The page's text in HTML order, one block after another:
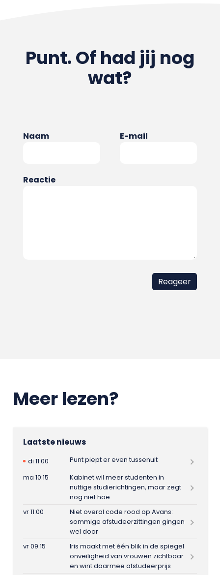
Punt. Of had jij nog
wat?
Naam E-mail
Reactie
Meer lezen?
Laatste nieuws
di 11:00
Punt piept er even tussenuit
ma 10:15
Kabinet wil meer studenten in
nuttige studierichtingen, maar zegt
nog niet hoe
vr 11:00
Niet overal code rood op Avans:
sommige afstudeerzittingen gingen
wel door
vr 09:15
Iris maakt met één blik in de spiegel
onveiligheid van vrouwen zichtbaar
en wint daarmee afstudeerprijs